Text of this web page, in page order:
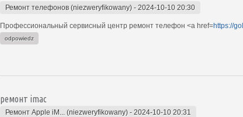
Ремонт телефонов (niezweryfikowany) - 2024-10-10 20:30
Профессиональный сервисный центр ремонт телефон <a href=https://
odpowiedz
ремонт imac
Ремонт Apple iM... (niezweryfikowany) - 2024-10-10 20:31